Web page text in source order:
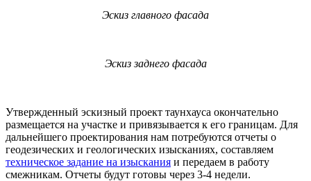
Эскиз главного фасада
Эскиз заднего фасада
Утвержденный эскизный проект таунхауса окончательно
размещается на участке и привязывается к его границам. Для
дальнейшего проектирования нам потребуются отчеты о
геодезических и геологических изысканиях, составляем
техническое задание на изыскания и передаем в работу
смежникам. Отчеты будут готовы через 3-4 недели.